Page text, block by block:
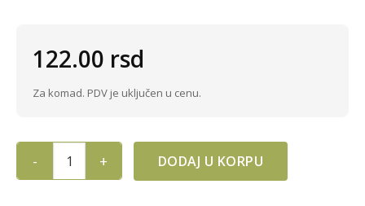
122.00 rsd
Za komad. PDV je uključen u cenu.
FLASICA DJUMBIR 50gr quantityDODAJ U KORPU